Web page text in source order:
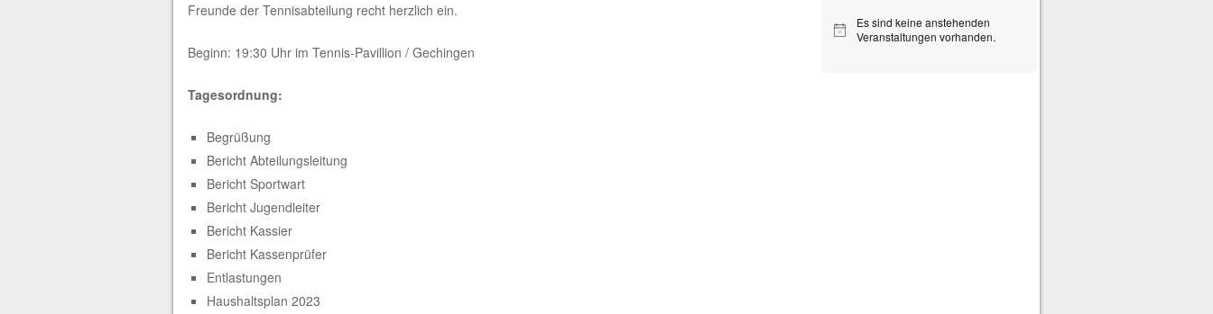
Freunde der Tennisabteilung recht herzlich ein.
Beginn: 19:30 Uhr im Tennis-Pavillion / Gechingen
Tagesordnung:
Begrüßung
Bericht Abteilungsleitung
Bericht Sportwart
Bericht Jugendleiter
Bericht Kassier
Bericht Kassenprüfer
Entlastungen
Haushaltsplan 2023
H
Es sind keine anstehenden
Veranstaltungen vorhanden.